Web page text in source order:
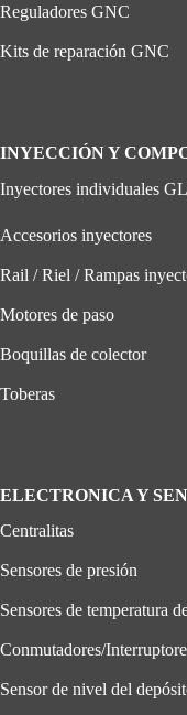
Reguladores GNC
Kits de reparación GNC
INYECCIÓN Y
Inyectores individuales
Accesorios inyectores
Rail / Riel / Rampas
Motores de paso
Boquillas de colector
Toberas
ELECTRONICA Y
Centralitas
Sensores de presión
Sensores de temperatura
Conmutadores/
Sensor de nivel del